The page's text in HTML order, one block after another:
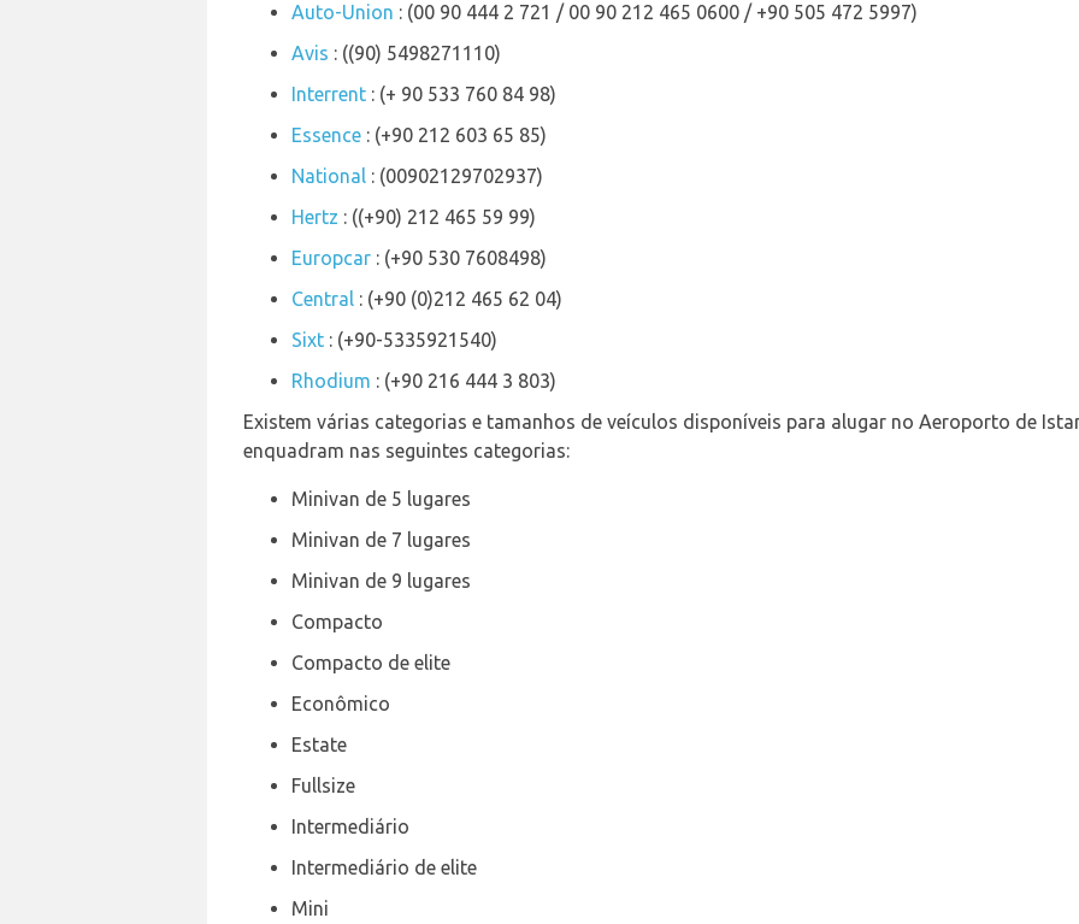
Auto-Union : (00 90 444 2 721 / 00 90 212 465 0600 / +90 505 472 5997)
Avis : ((90) 5498271110)
Interrent : (+ 90 533 760 84 98)
Essence : (+90 212 603 65 85)
National : (00902129702937)
Hertz : ((+90) 212 465 59 99)
Europcar : (+90 530 7608498)
Central : (+90 (0)212 465 62 04)
Sixt : (+90-5335921540)
Rhodium : (+90 216 444 3 803)
Existem várias categorias e tamanhos de veículos disponíveis para alugar no Aeroporto de
enquadram nas seguintes categorias:
Minivan de 5 lugares
Minivan de 7 lugares
Minivan de 9 lugares
Compacto
Compacto de elite
Econômico
Estate
Fullsize
Intermediário
Intermediário de elite
Mini